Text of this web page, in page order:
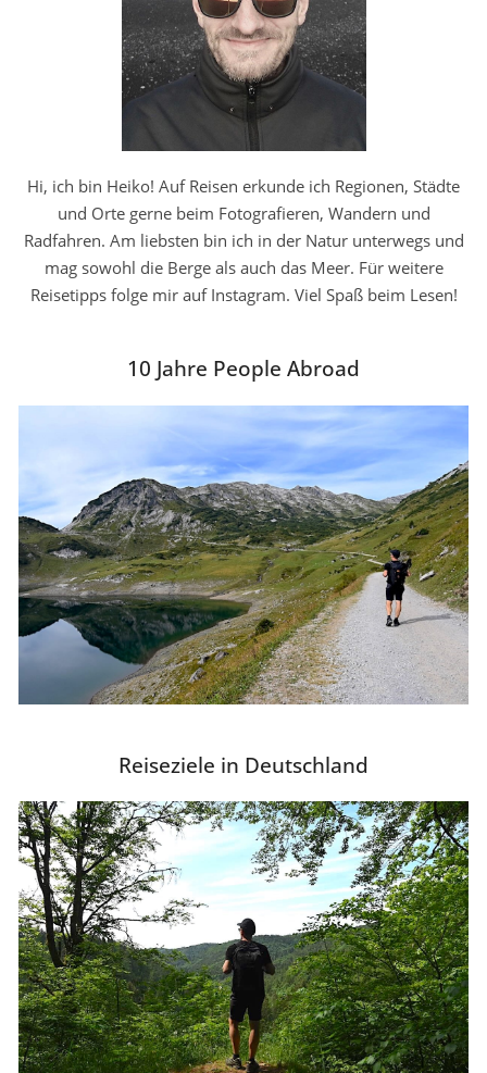
Hi, ich bin Heiko! Auf Reisen erkunde ich Regionen, Städte
und Orte gerne beim Fotografieren, Wandern und
Radfahren. Am liebsten bin ich in der Natur unterwegs und
mag sowohl die Berge als auch das Meer. Für weitere
Reisetipps folge mir auf Instagram. Viel Spaß beim Lesen!
10 Jahre People Abroad
Reiseziele in Deutschland